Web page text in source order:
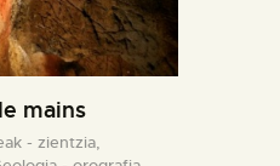
mains
- zientzia,